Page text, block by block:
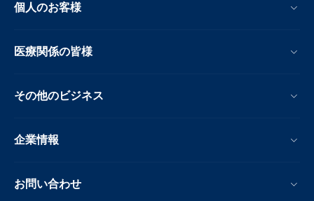
個人のお客様
医療関係の皆様
その他のビジネス
企業情報
お問い合わせ